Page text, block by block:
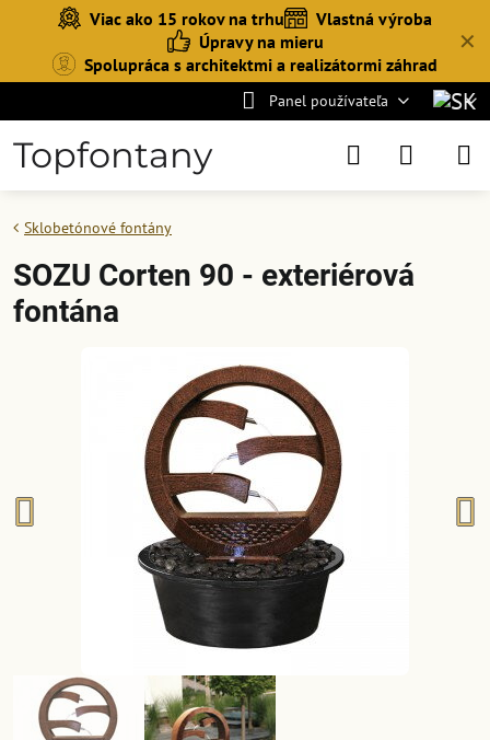
✕
Viac ako 15 rokov na trhu
Vlastná výroba
Úpravy na mieru
Spolupráca s architektmi a realizátormi záhrad
Panel používateľa
Topfontany
Sklobetónové fontány
SOZU Corten 90 - exteriérová
fontána